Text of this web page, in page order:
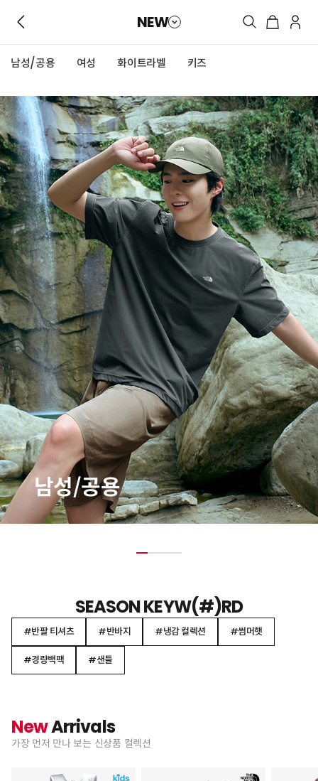
NEW
남성/공용 여성 화이트라벨 키즈
남성/공용
SEASON KEYW(#)RD
#반팔 티셔츠 #반바지 #냉감 컬렉션 #썸머햇
#경량백팩 #샌들
NewArrivals
가장 먼저 만나 보는 신상품 컬렉션